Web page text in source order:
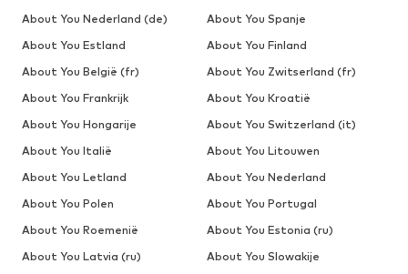
About You Nederland (de)
About You Spanje
About You Estland
About You Finland
About You België (fr)
About You Zwitserland (fr)
About You Frankrijk
About You Kroatië
About You Hongarije
About You Switzerland (it)
About You Italië
About You Litouwen
About You Letland
About You Nederland
About You Polen
About You Portugal
About You Roemenië
About You Estonia (ru)
About You Latvia (ru)
About You Slowakije